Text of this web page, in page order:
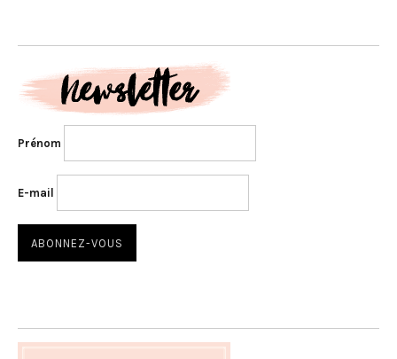
Prénom
E-mail